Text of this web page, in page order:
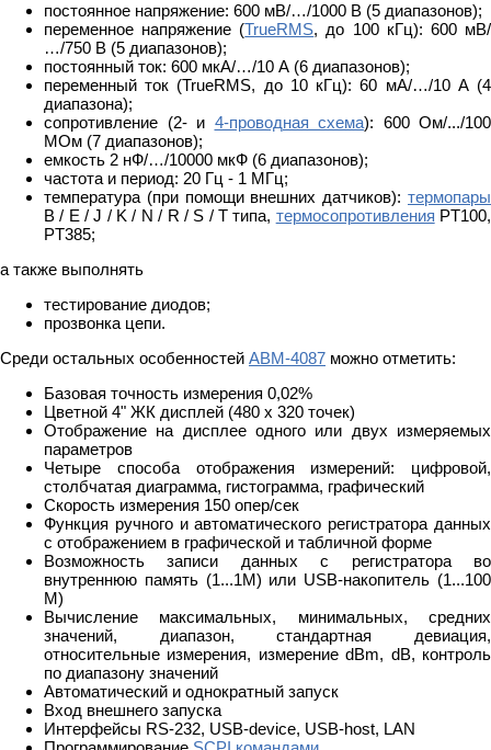
постоянное напряжение: 600 мВ/…/1000 В (5 диапазонов);
переменное напряжение (TrueRMS, до 100 кГц): 600 мВ/
…/750 В (5 диапазонов);
постоянный ток: 600 мкА/…/10 А (6 диапазонов);
переменный ток (TrueRMS, до 10 кГц): 60 мА/…/10 А (4
диапазона);
сопротивление (2- и 4-проводная схема): 600 Ом/.../100
МОм (7 диапазонов);
емкость 2 нФ/…/10000 мкФ (6 диапазонов);
частота и период: 20 Гц - 1 МГц;
температура (при помощи внешних датчиков): термопары
B / E / J / K / N / R / S / T типа, термосопротивления PT100,
PT385;
а также выполнять
тестирование диодов;
прозвонка цепи.
Среди остальных особенностей АВМ-4087 можно отметить:
Базовая точность измерения 0,02%
Цветной 4" ЖК дисплей (480 x 320 точек)
Отображение на дисплее одного или двух измеряемых
параметров
Четыре способа отображения измерений: цифровой,
столбчатая диаграмма, гистограмма, графический
Cкорость измерения 150 опер/сек
Функция ручного и автоматического регистратора данных
с отображением в графической и табличной форме
Возможность записи данных с регистратора во
внутреннюю память (1...1М) или USB-накопитель (1...100
М)
Вычисление максимальных, минимальных, средних
значений, диапазон, стандартная девиация,
относительные измерения, измерение dBm, dB, контроль
по диапазону значений
Автоматический и однократный запуск
Вход внешнего запуска
Интерфейсы RS-232, USB-device, USB-host, LAN